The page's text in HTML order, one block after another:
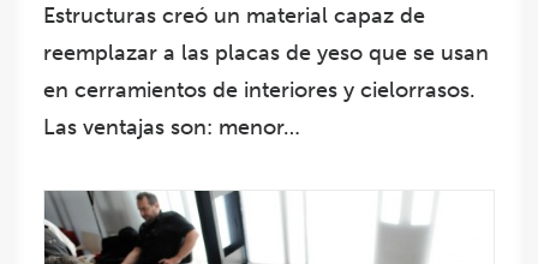
Estructuras creó un material capaz de
reemplazar a las placas de yeso que se usan
en cerramientos de interiores y cielorrasos.
Las ventajas son: menor…